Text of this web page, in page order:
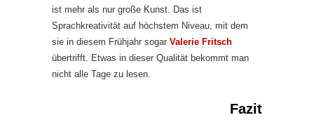
ist mehr als nur große Kunst. Das ist
Sprachkreativität auf höchstem Niveau, mit dem
sie in diesem Frühjahr sogar Valerie Fritsch
übertrifft. Etwas in dieser Qualität bekommt man
nicht alle Tage zu lesen.
Fazit